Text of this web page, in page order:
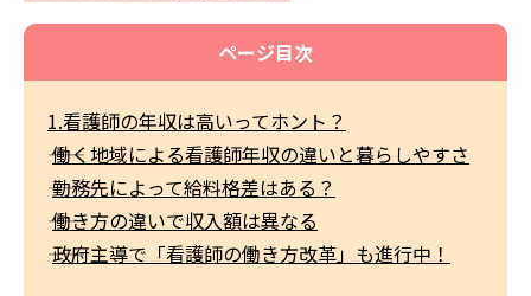
ページ目次
1.看護師の年収は高いってホント？
――働く地域による看護師年収の違いと暮らしやすさ
――勤務先によって給料格差はある？
――働き方の違いで収入額は異なる
――政府主導で「看護師の働き方改革」も進行中！